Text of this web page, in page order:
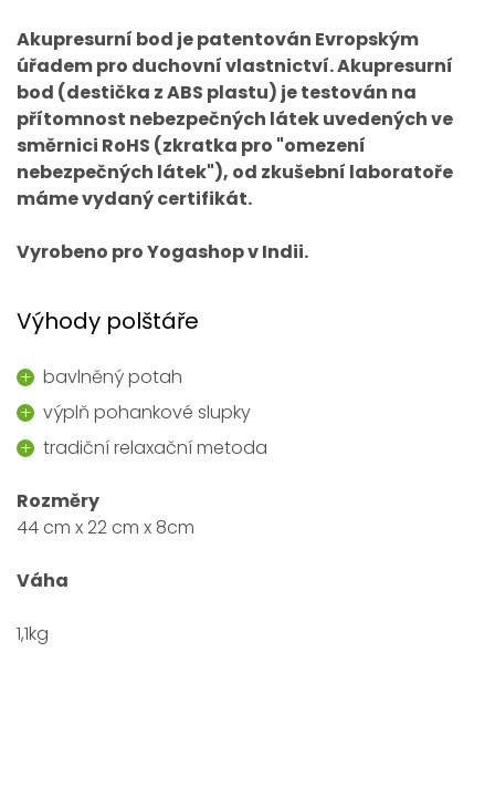
Akupresurní bod je patentován Evropským
úřadem pro duchovní vlastnictví. Akupresurní
bod (destička z ABS plastu) je testován na
přítomnost nebezpečných látek uvedených ve
směrnici RoHS (zkratka pro "omezení
nebezpečných látek"), od zkušební laboratoře
máme vydaný certifikát.
Vyrobeno pro Yogashop v Indii.
Výhody polštáře
bavlněný potah
výplň pohankové slupky
tradiční relaxační metoda
Rozměry
44 cm x 22 cm x 8cm
Váha
1,1kg